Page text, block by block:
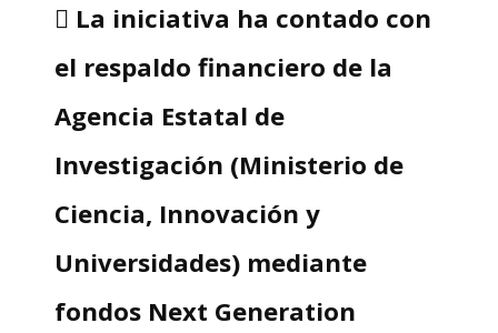
 La iniciativa ha contado con
el respaldo financiero de la
Agencia Estatal de
Investigación (Ministerio de
Ciencia, Innovación y
Universidades) mediante
fondos Next Generation